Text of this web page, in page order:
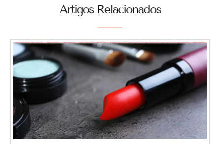
Artigos Relacionados